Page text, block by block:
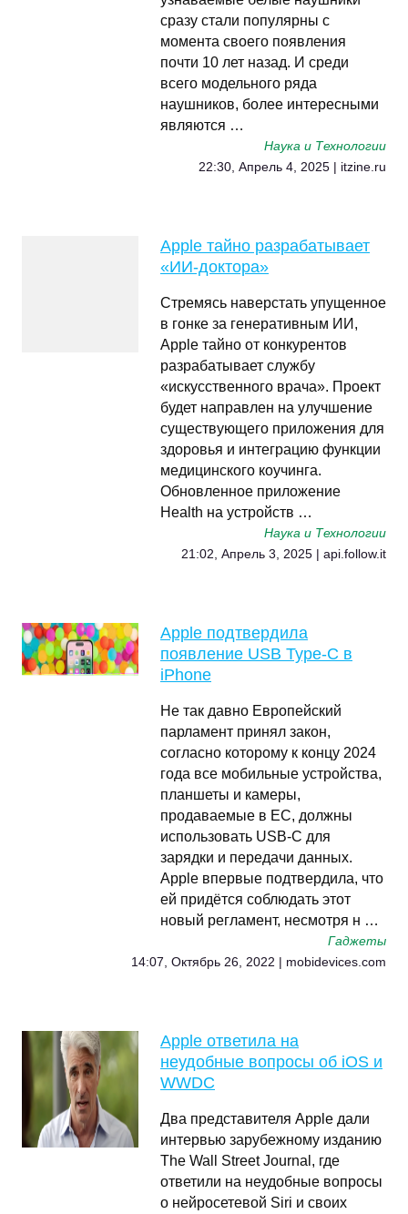
сразу стали популярны с
момента своего появления
почти 10 лет назад. И среди
всего модельного ряда
наушников, более интересными
являются …
Наука и Технологии
22:30, Апрель 4, 2025 | itzine.ru
Apple тайно разрабатывает
«ИИ-доктора»
Стремясь наверстать упущенное
в гонке за генеративным ИИ,
Apple тайно от конкурентов
разрабатывает службу
«искусственного врача». Проект
будет направлен на улучшение
существующего приложения для
здоровья и интеграцию функции
медицинского коучинга.
Обновленное приложение
Health на устройств …
Наука и Технологии
21:02, Апрель 3, 2025 | api.follow.it
Apple подтвердила
появление USB Type-C в
iPhone
Не так давно Европейский
парламент принял закон,
согласно которому к концу 2024
года все мобильные устройства,
планшеты и камеры,
продаваемые в ЕС, должны
использовать USB-C для
зарядки и передачи данных.
Apple впервые подтвердила, что
ей придётся соблюдать этот
новый регламент, несмотря н …
Гаджеты
14:07, Октябрь 26, 2022 | mobidevices.com
Apple ответила на
неудобные вопросы об iOS и
WWDC
Два представителя Apple дали
интервью зарубежному изданию
The Wall Street Journal, где
ответили на неудобные вопросы
о нейросетевой Siri и своих